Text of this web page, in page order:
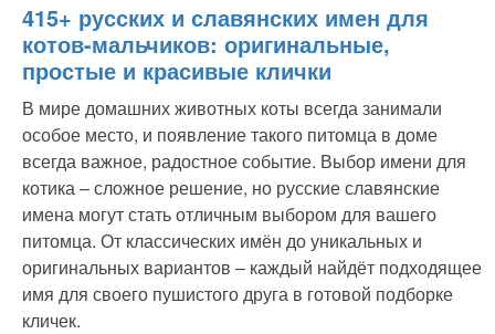
415+ русских и славянских имен для
котов-мальчиков: оригинальные,
простые и красивые клички
В мире домашних животных коты всегда занимали
особое место, и появление такого питомца в доме
всегда важное, радостное событие. Выбор имени для
котика – сложное решение, но русские славянские
имена могут стать отличным выбором для вашего
питомца. От классических имён до уникальных и
оригинальных вариантов – каждый найдёт подходящее
имя для своего пушистого друга в готовой подборке
кличек.